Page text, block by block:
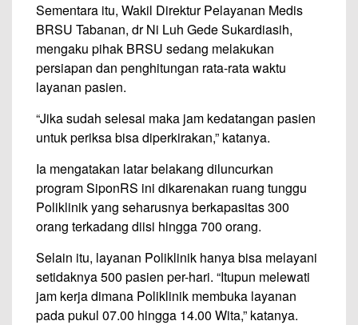
Sementara itu, Wakil Direktur Pelayanan Medis
BRSU Tabanan, dr Ni Luh Gede Sukardiasih,
mengaku pihak BRSU sedang melakukan
persiapan dan penghitungan rata-rata waktu
layanan pasien.
“Jika sudah selesai maka jam kedatangan pasien
untuk periksa bisa diperkirakan,” katanya.
Ia mengatakan latar belakang diluncurkan
program SiponRS ini dikarenakan ruang tunggu
Poliklinik yang seharusnya berkapasitas 300
orang terkadang diisi hingga 700 orang.
Selain itu, layanan Poliklinik hanya bisa melayani
setidaknya 500 pasien per-hari. “Itupun melewati
jam kerja dimana Poliklinik membuka layanan
pada pukul 07.00 hingga 14.00 Wita,” katanya.